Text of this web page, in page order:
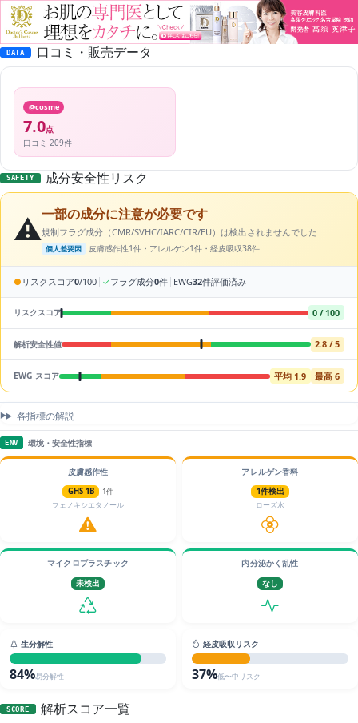
DATA 口コミ・販売データ
@cosme
7.0点
口コミ 209件
SAFETY 成分安全性リスク
⚠️一部の成分に注意が必要です
規制フラグ成分（CMR/SVHC/IARC/CIR/EU）は検出されませんでした
個人差要因 皮膚感作性1件・アレルゲン1件・経皮吸収38件
● リスクスコア0/100 | ✓フラグ成分0件 | EWG32件評価済み
リスクスコア 0 / 100
解析安全性値 2.8 / 5
EWG スコア 平均 1.9 最高 6
各指標の解説
ENV 環境・安全性指標
皮膚感作性
GHS 1B
1件
フェノキシエタノール
アレルゲン香料
1件検出
ローズ水
マイクロプラスチック
未検出
内分泌かく乱性
なし
生分解性
84%易分解性
経皮吸収リスク
37%低〜中リスク
SCORE
解析スコア一覧